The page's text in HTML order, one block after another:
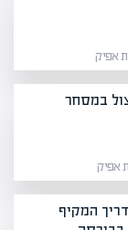
במסחר
המקיף